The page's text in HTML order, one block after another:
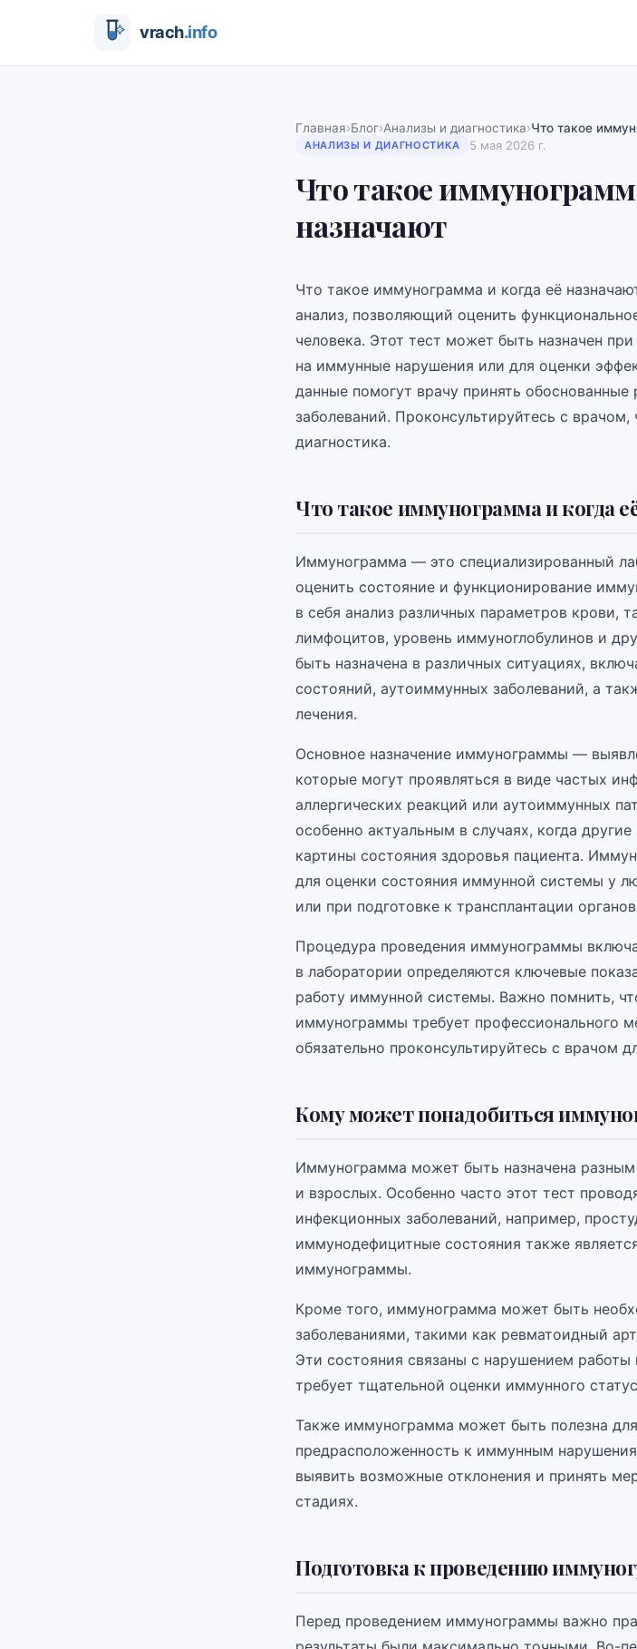
Главная›Блог›Анализы и диагностика›Что такое
АНАЛИЗЫ И ДИАГНОСТИКА 5 мая 2026 г.
Что такое
назначают
Что такое иммунограмма и когда её
анализ, позволяющий оценить
человека. Этот тест может быть назначен
на иммунные нарушения или для оценки
данные помогут врачу принять
заболеваний. Проконсультируйтесь с
диагностика.
Что такое иммунограмма и когда
Иммунограмма — это специализированный
оценить состояние и функционирование
в себя анализ различных параметров крови,
лимфоцитов, уровень иммуноглобулинов и
быть назначена в различных ситуациях,
состояний, аутоиммунных заболеваний, а
лечения.
Основное назначение иммунограммы —
которые могут проявляться в виде частых
аллергических реакций или аутоиммунных
особенно актуальным в случаях, когда
картины состояния здоровья пациента.
для оценки состояния иммунной системы у
или при подготовке к трансплантации
Процедура проведения иммунограммы
в лаборатории определяются ключевые
работу иммунной системы. Важно помнить,
иммунограммы требует профессионального
обязательно проконсультируйтесь с врачом
Кому может понадобиться
Иммунограмма может быть назначена
и взрослых. Особенно часто этот тест
инфекционных заболеваний, например,
иммунодефицитные состояния также
иммунограммы.
Кроме того, иммунограмма может быть
заболеваниями, такими как ревматоидный
Эти состояния связаны с нарушением
требует тщательной оценки иммунного
Также иммунограмма может быть полезна
предрасположенность к иммунным
выявить возможные отклонения и принять
стадиях.
Подготовка к проведению
Перед проведением иммунограммы важно